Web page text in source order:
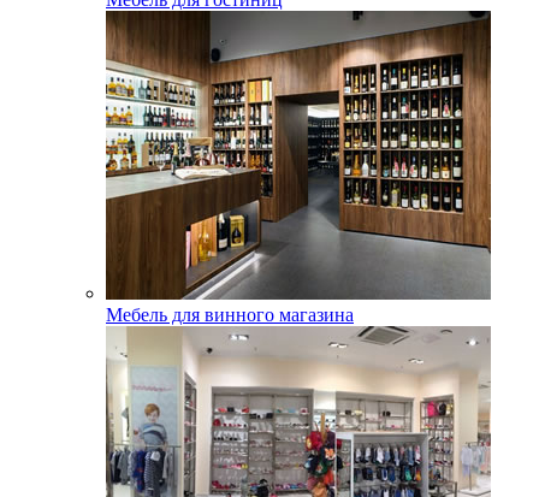
Мебель для винного магазина